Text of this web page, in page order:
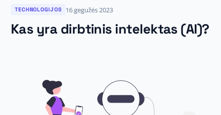
TECHNOLOGIJOS 16 gegužės 2023
Kas yra dirbtinis intelektas (AI)?